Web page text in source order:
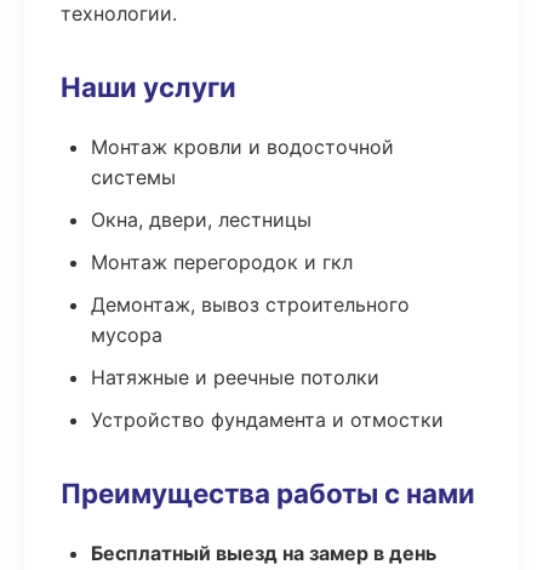
технологии.
Наши услуги
Монтаж кровли и водосточной
системы
Окна, двери, лестницы
Монтаж перегородок и гкл
Демонтаж, вывоз строительного
мусора
Натяжные и реечные потолки
Устройство фундамента и отмостки
Преимущества работы с нами
Бесплатный выезд на замер в день